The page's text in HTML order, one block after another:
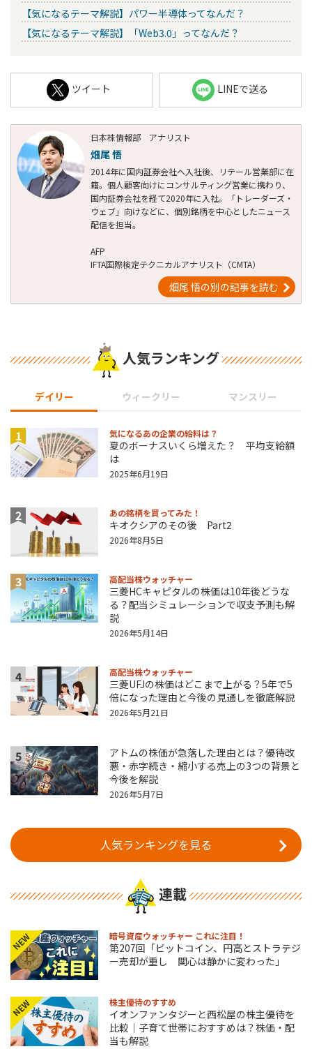
【気になるテーマ解説】パワー半導体ってなんだ？
【気になるテーマ解説】「Web3.0」ってなんだ？
ツイート LINEで送る
日本株情報部 アナリスト
畑尾 悟
2014年に国内証券会社へ入社後、リテール営業部に在
籍。個人顧客向けにコンサルティング営業に携わり、
国内証券会社を経て2020年に入社。「トレーダーズ・
ウェブ」向けなどに、個別銘柄を中心としたニュース
配信を担当。
AFP
IFTA国際検定テクニカルアナリスト（CMTA）
畑尾 悟の別の記事を読む
人気ランキング
デイリー ウィークリー マンスリー
1 気になるあの企業の給料は？
夏のボーナスいくら増えた？ 平均支給額
は
2025年6月19日
2 あの銘柄を買ってみた！
キオクシアのその後 Part2
2026年8月5日
3 高配当株ウォッチャー
三菱HCキャピタルの株価は10年後どうな
る？配当シミュレーションで収支予測も解
説
2026年5月14日
4 高配当株ウォッチャー
三菱UFJの株価はどこまで上がる？5年で5
倍になった理由と今後の見通しを徹底解説
2026年5月21日
5
アトムの株価が急落した理由とは？優待改
悪・赤字続き・縮小する売上の3つの背景と
今後を解説
2026年5月7日
人気ランキングを見る
連載
NEW 暗号資産ウォッチャー これに注目！
第207回「ビットコイン、円高とストラテジ
ー売却が重し 関心は静かに変わった」
NEW 株主優待のすすめ
イオンファンタジーと西松屋の株主優待を
比較｜子育て世帯におすすめは？株価・配
当も解説